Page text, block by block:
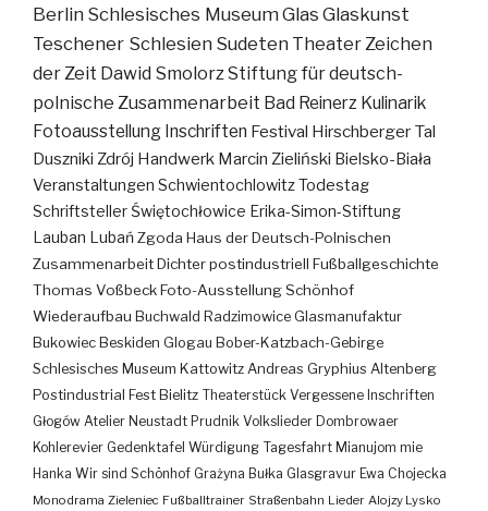
Berlin Schlesisches MuseumGlas Glaskunst
Teschener Schlesien Sudeten Theater Zeichen
der Zeit Dawid SmolorzStiftung für deutsch-
polnische Zusammenarbeit Bad Reinerz Kulinarik
Fotoausstellung Inschriften Festival Hirschberger Tal
Duszniki Zdrój Handwerk Marcin Zieliński Bielsko-Biała
Veranstaltungen SchwientochlowitzTodestag
SchriftstellerŚwiętochłowice Erika-Simon-Stiftung
Lauban LubańZgoda Haus der Deutsch-Polnischen
ZusammenarbeitDichterpostindustriell Fußballgeschichte
Thomas VoßbeckFoto-AusstellungSchönhof
Wiederaufbau Buchwald Radzimowice Glasmanufaktur
Bukowiec Beskiden Glogau Bober-Katzbach-Gebirge
Schlesisches Museum Kattowitz Andreas Gryphius Altenberg
Postindustrial Fest Bielitz Theaterstück Vergessene Inschriften
Głogów Atelier Neustadt Prudnik Volkslieder Dombrowaer
Kohlerevier Gedenktafel Würdigung Tagesfahrt Mianujom mie
Hanka Wir sind Schönhof Grażyna Bułka Glasgravur Ewa Chojecka
Monodrama Zieleniec Fußballtrainer Straßenbahn Lieder Alojzy Lysko